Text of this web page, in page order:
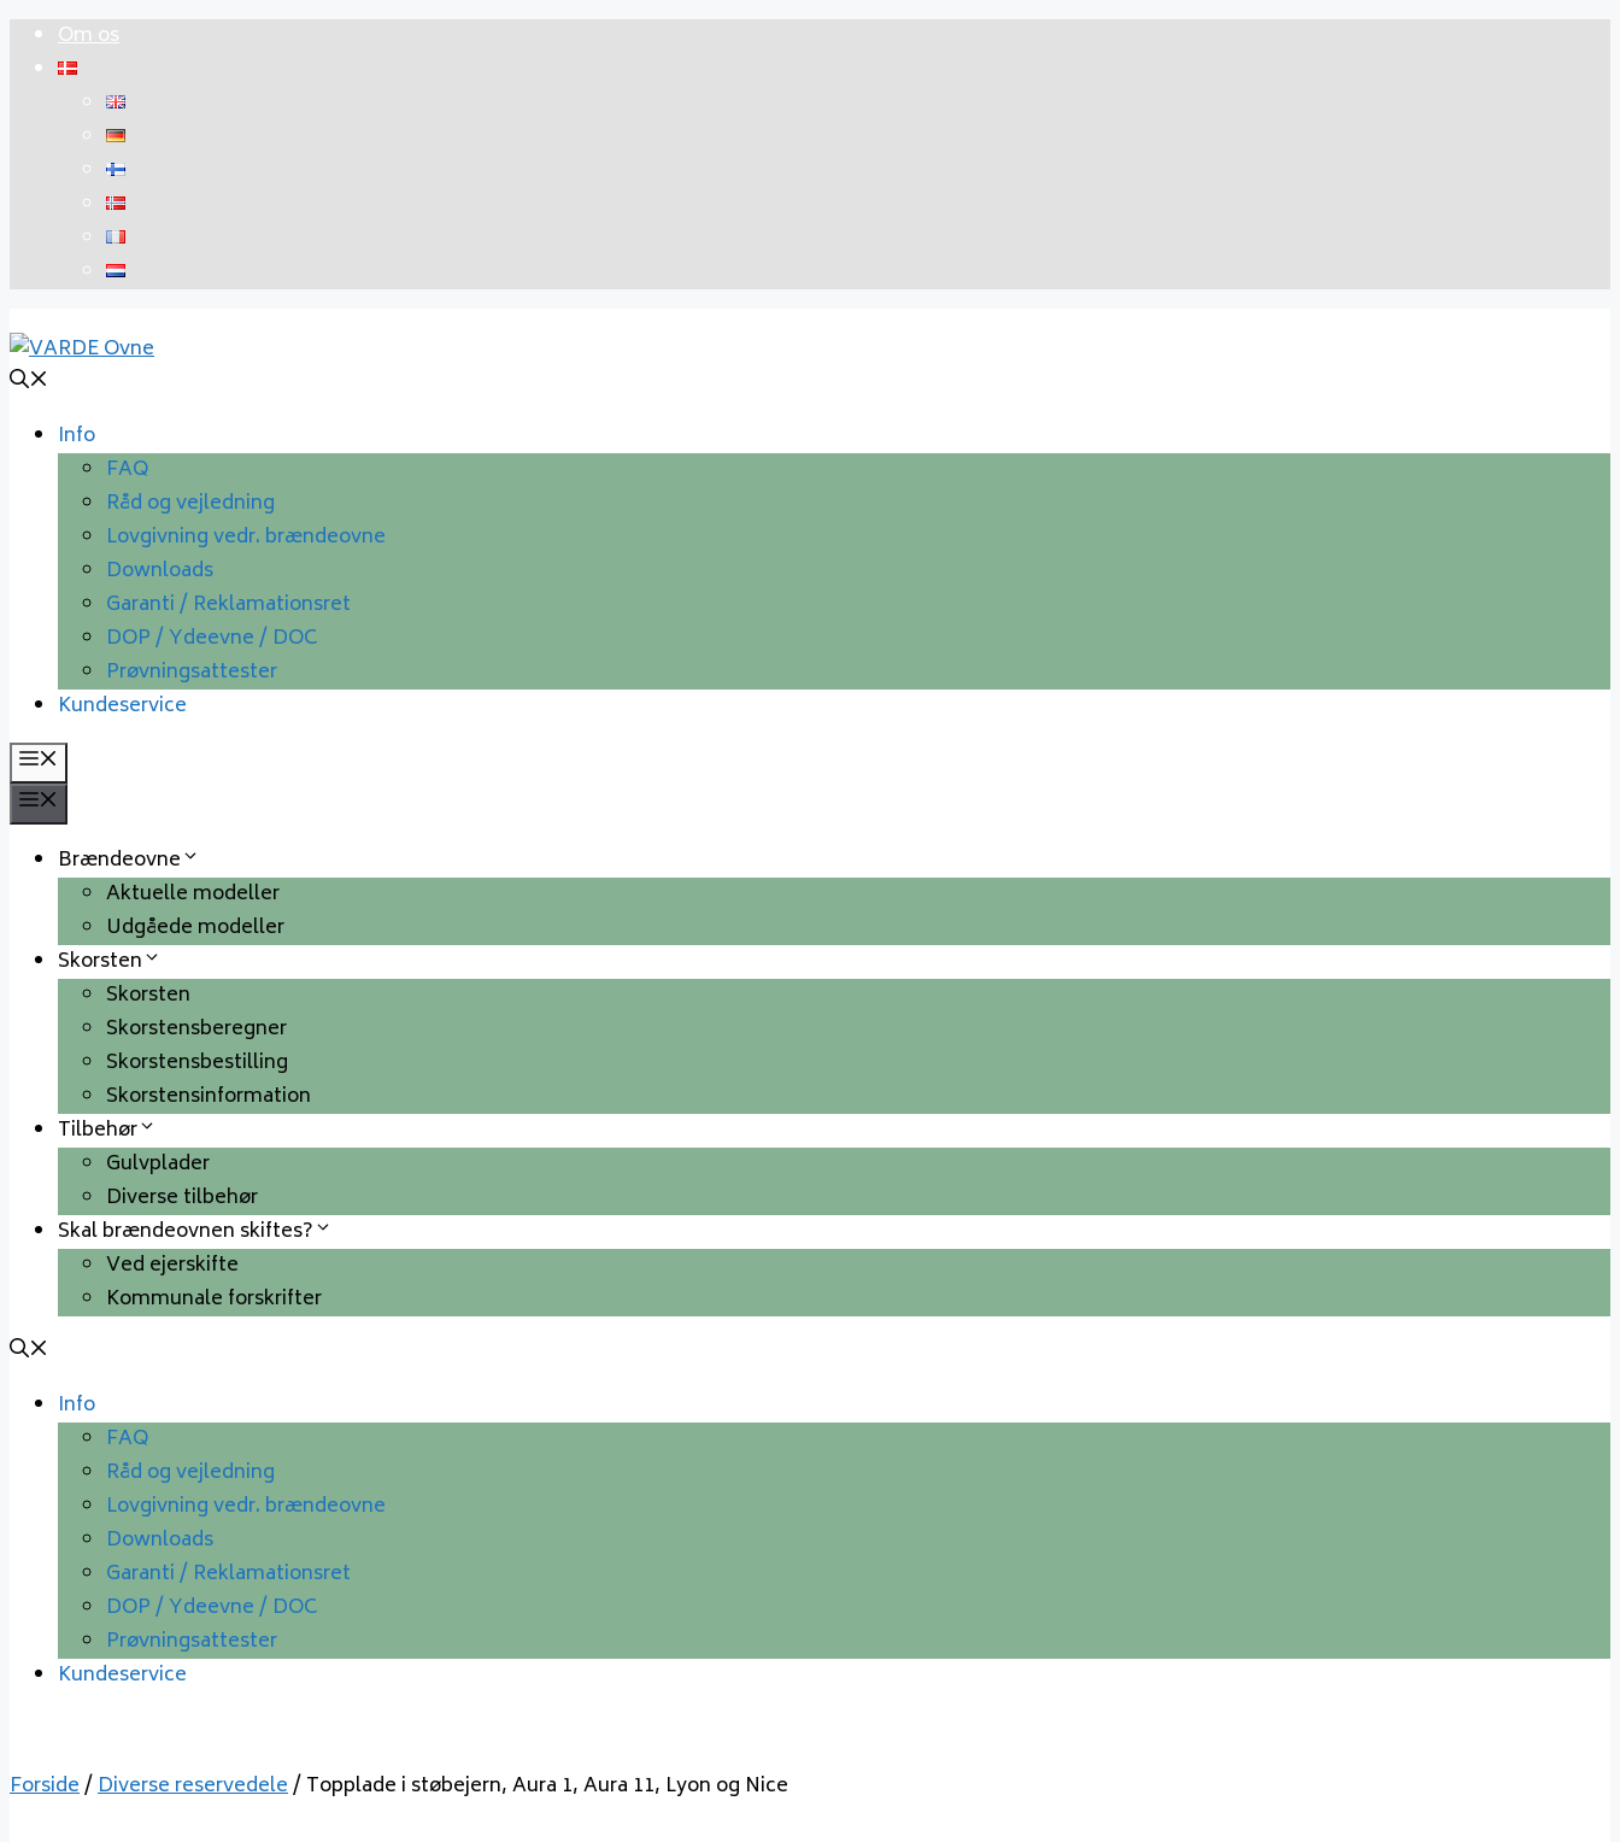
Hop Om os
Info
FAQ
Råd og vejledning
Lovgivning vedr. brændeovne
Downloads
Garanti / Reklamationsret
DOP / Ydeevne / DOC
Prøvningsattester
Kundeservice
Brændeovne
Aktuelle modeller
Udgåede modeller
Skorsten
Skorsten
Skorstensberegner
Skorstensbestilling
Skorstensinformation
Tilbehør
Gulvplader
Diverse tilbehør
Skal brændeovnen skiftes?
Ved ejerskifte
Kommunale forskrifter
Info
FAQ
Råd og vejledning
Lovgivning vedr. brændeovne
Downloads
Garanti / Reklamationsret
DOP / Ydeevne / DOC
Prøvningsattester
Kundeservice
Forside/Diverse reservedele/ Topplade i støbejern, Aura 1, Aura 11, Lyon og Nice